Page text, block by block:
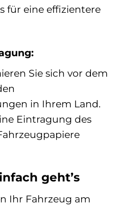
für eine effizientere
Sie sich vor dem
in Ihrem Land.
Eintragung des
geht’s
Ihr Fahrzeug am